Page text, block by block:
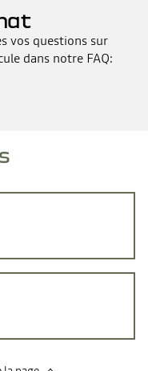
vos questions sur
dans notre FAQ: